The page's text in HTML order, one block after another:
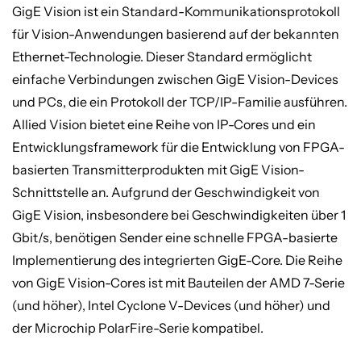
GigE Vision ist ein Standard-Kommunikationsprotokoll
für Vision-Anwendungen basierend auf der bekannten
Ethernet-Technologie. Dieser Standard ermöglicht
einfache Verbindungen zwischen GigE Vision-Devices
und PCs, die ein Protokoll der TCP/IP-Familie ausführen.
Allied Vision bietet eine Reihe von IP-Cores und ein
Entwicklungsframework für die Entwicklung von FPGA-
basierten Transmitterprodukten mit GigE Vision-
Schnittstelle an. Aufgrund der Geschwindigkeit von
GigE Vision, insbesondere bei Geschwindigkeiten über 1
Gbit/s, benötigen Sender eine schnelle FPGA-basierte
Implementierung des integrierten GigE-Core. Die Reihe
von GigE Vision-Cores ist mit Bauteilen der AMD 7-Serie
(und höher), Intel Cyclone V-Devices (und höher) und
der Microchip PolarFire-Serie kompatibel.